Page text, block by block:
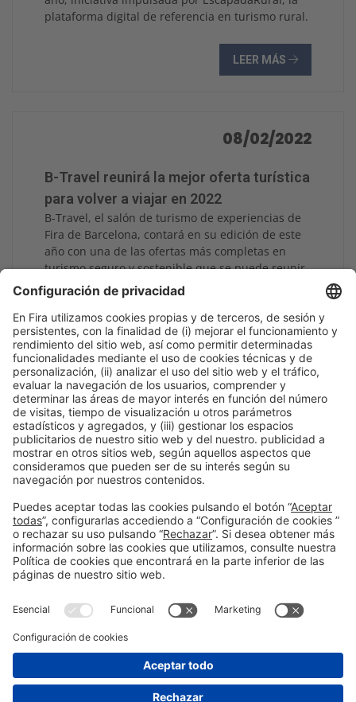
plataforma digital de referencia en turismo rural.
LEER MÁS
08/02/2022
B-Travel reunirá la mejor oferta turística
para volver a viajar en 2022
B-Travel, el salón de turismo de experiencias de
Fira de Barcelona, contará en su edición de este
año con una de las ofertas más completas en
turismo seguro y sostenible que se puede reunir
en la actualidad. Y es que, del 1 al 3 de abril, el
recinto de Montjuïc congregará a más de 200
expositores en representación de un millar de
empresas.
LEER MÁS
Información generalAviso legalPolítica de privacidad
Política de cookies
#BTravel
en las redes sociales